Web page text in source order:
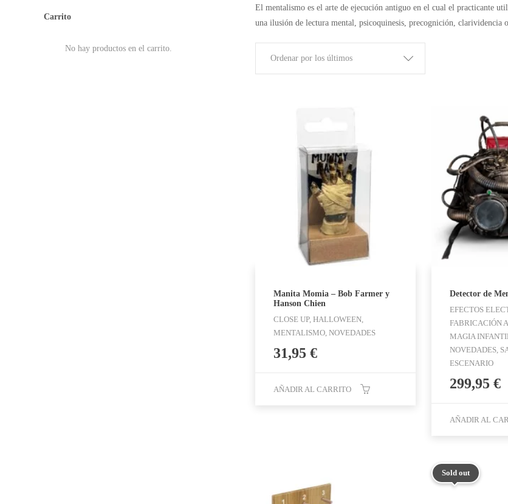
El mentalismo es el arte de ejecución antiguo en el cual el practicante
una ilusión de lectura mental, psicoquinesis, precognición, clarividencia
Ordenar por los últimos
Manita Momia – Bob Farmer y
Hanson Chien
CLOSE UP, HALLOWEEN,
MENTALISMO, NOVEDADES
31,95 €
AÑADIR AL CARRITO
Detector de
EFECTOS
FABRICACIÓN
MAGIA
NOVEDADES,
ESCENARIO
299,95 €
AÑADIR AL
Sold out
Carrito
No hay productos en el carrito.